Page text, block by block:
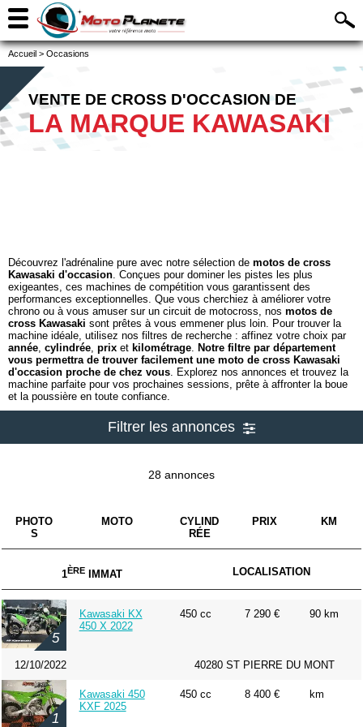
Accueil > Occasions
VENTE DE CROSS D'OCCASION DE
LA MARQUE KAWASAKI
Découvrez l'adrénaline pure avec notre sélection de motos de cross
Kawasaki d'occasion. Conçues pour dominer les pistes les plus
exigeantes, ces machines de compétition vous garantissent des
performances exceptionnelles. Que vous cherchiez à améliorer votre
chrono ou à vous amuser sur un circuit de motocross, nos motos de
cross Kawasaki sont prêtes à vous emmener plus loin. Pour trouver la
machine idéale, utilisez nos filtres de recherche : affinez votre choix par
année, cylindrée, prix et kilométrage. Notre filtre par département
vous permettra de trouver facilement une moto de cross Kawasaki
d'occasion proche de chez vous. Explorez nos annonces et trouvez la
machine parfaite pour vos prochaines sessions, prête à affronter la boue
et la poussière en toute confiance.
Filtrer les annonces
28 annonces
PHOTO
S
MOTO
CYLIND
RÉE
PRIX KM
1ÈREIMMAT LOCALISATION
5
Kawasaki KX
450 X 2022
450 cc 7 290 € 90 km
12/10/2022 40280 ST PIERRE DU MONT
1
Kawasaki 450
KXF 2025
450 cc 8 400 € km